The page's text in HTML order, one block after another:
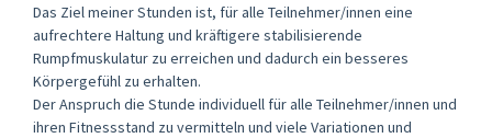
Das Ziel meiner Stunden ist, für alle Teilnehmer/innen eine
aufrechtere Haltung und kräftigere stabilisierende
Rumpfmuskulatur zu erreichen und dadurch ein besseres
Körpergefühl zu erhalten.
Der Anspruch die Stunde individuell für alle Teilnehmer/innen und
ihren Fitnessstand zu vermitteln und viele Variationen und